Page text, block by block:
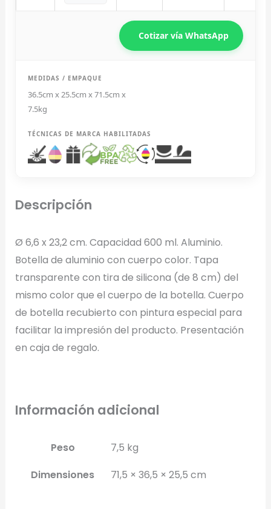
Diseñador de Vistas Previas
con IA
Arrastra y suelta tu logotipo aquí
transparente.
Selecciona el estilo de marcado:
Una Tinta
Marcado en un solo color plano (ideal serigrafía/grabado).
Cotizar vía WhatsApp
MEDIDAS / EMPAQUE
36.5cm x 25.5cm x 71.5cm x
7.5kg
TÉCNICAS DE MARCA HABILITADAS
Descripción
Ø 6,6 x 23,2 cm. Capacidad 600 ml. Aluminio.
Botella de aluminio con cuerpo color. Tapa
transparente con tira de silicona (de 8 cm) del
mismo color que el cuerpo de la botella. Cuerpo
de botella recubierto con pintura especial para
facilitar la impresión del producto. Presentación
en caja de regalo.
Información adicional
Peso
7,5 kg
Dimensiones
71,5 × 36,5 × 25,5 cm